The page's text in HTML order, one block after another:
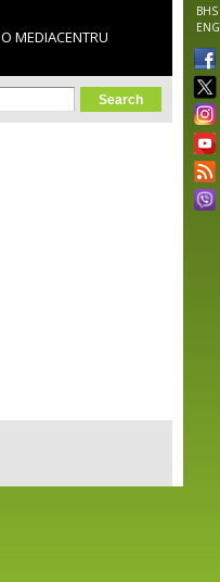
BHS
ENG
O MEDIACENTRU